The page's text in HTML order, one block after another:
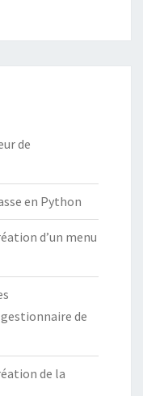
de
en Python
d’un menu
de
de la